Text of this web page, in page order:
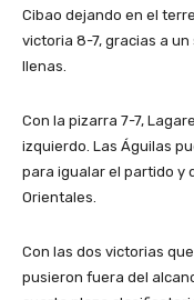
Cibao dejando en el
victoria 8-7, gracias a un
llenas.
Con la pizarra 7-7,
izquierdo. Las Águilas
para igualar el partido y
Orientales.
Con las dos victorias
pusieron fuera del